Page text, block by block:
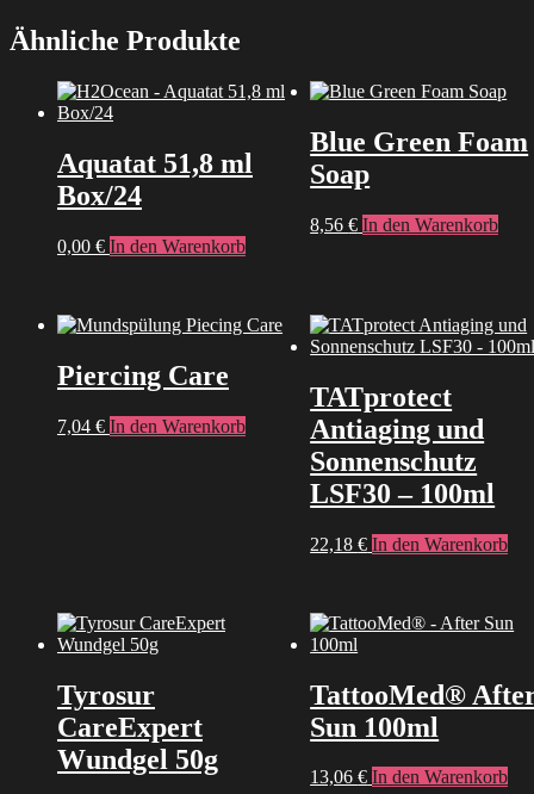
Ähnliche Produkte
Aquatat 51,8 ml
Box/24
0,00 € In den Warenkorb
Blue Green Foam
Soap
8,56€ In den Warenkorb
Piercing Care
7,04 € In den Warenkorb
TATprotect
Antiaging und
Sonnenschutz
LSF30 – 100ml
22,18€ In den Warenkorb
Tyrosur
CareExpert
Wundgel 50g
TattooMed®
Sun 100ml
13,06€ In den Warenkorb